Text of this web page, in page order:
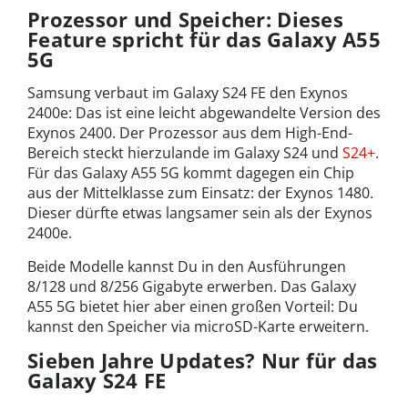
Prozessor und Speicher: Dieses
Feature spricht für das Galaxy A55
5G
Samsung verbaut im Galaxy S24 FE den Exynos
2400e: Das ist eine leicht abgewandelte Version des
Exynos 2400. Der Prozessor aus dem High-End-
Bereich steckt hierzulande im Galaxy S24 und S24+.
Für das Galaxy A55 5G kommt dagegen ein Chip
aus der Mittelklasse zum Einsatz: der Exynos 1480.
Dieser dürfte etwas langsamer sein als der Exynos
2400e.
Beide Modelle kannst Du in den Ausführungen
8/128 und 8/256 Gigabyte erwerben. Das Galaxy
A55 5G bietet hier aber einen großen Vorteil: Du
kannst den Speicher via microSD-Karte erweitern.
Sieben Jahre Updates? Nur für das
Galaxy S24 FE